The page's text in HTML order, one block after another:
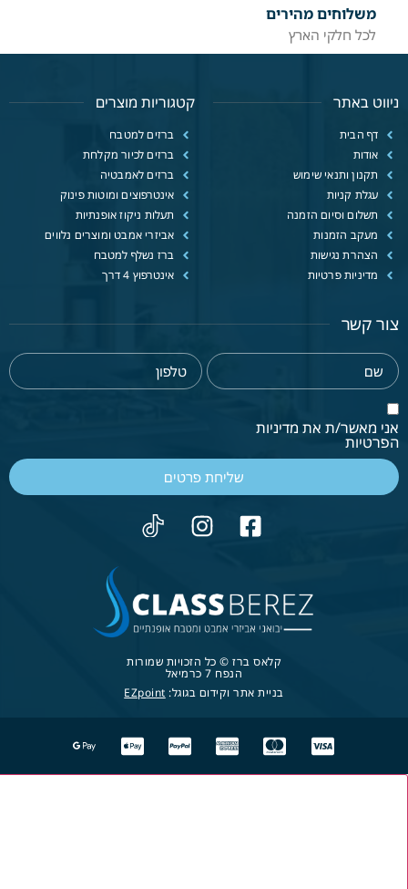
משלוחים מהירים
לכל חלקי הארץ
ניווט באתר
דף הבית
אודות
תקנון ותנאי שימוש
עגלת קניות
תשלום וסיום הזמנה
מעקב הזמנות
הצהרת נגישות
מדיניות פרטיות
קטגוריות מוצרים
ברזים למטבח
ברזים לכיור מקלחת
ברזים לאמבטיה
אינטרפוצים ומוטות פינוק
תעלות ניקוז אופנתיות
אביזרי אמבט ומוצרים נלווים
ברז נשלף למטבח
אינטרפוץ 4 דרך
צור קשר
אני מאשר/ת את מדיניות
הפרטיות
שליחת פרטים
קלאס ברז © כל הזכויות שמורות
הנפח 7 כרמיאל
בניית אתר וקידום בגוגל: EZpoint